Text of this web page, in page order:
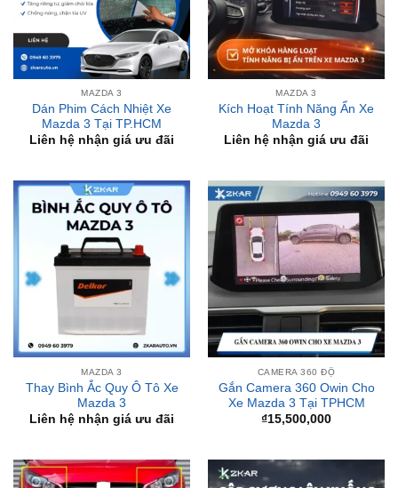
MAZDA 3
Dán Phim Cách Nhiệt Xe
Mazda 3 Tại TP.HCM
Liên hệ nhận giá ưu đãi
MAZDA 3
Kích Hoạt Tính Năng Ẩn Xe
Mazda 3
Liên hệ nhận giá ưu đãi
Thay Bình Ắc Quy Ô Tô Xe
Mazda 3
Liên hệ nhận giá ưu đãi
CAMERA 360 ĐỘ
Gắn Camera 360 Owin Cho
Xe Mazda 3 Tại TPHCM
₫15,500,000